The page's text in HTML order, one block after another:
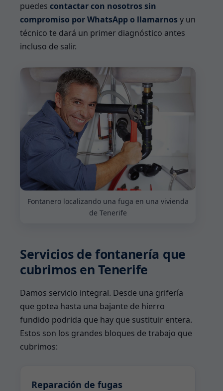
puedes contactar con nosotros sin
compromiso por WhatsApp o llamarnosy un
técnico te dará un primer diagnóstico antes
incluso de salir.
Fontanero localizando una fuga en una vivienda
de Tenerife
Servicios de fontanería que
cubrimos en Tenerife
Damos servicio integral. Desde una grifería
que gotea hasta una bajante de hierro
fundido podrida que hay que sustituir entera.
Estos son los grandes bloques de trabajo que
cubrimos:
Reparación de fugas